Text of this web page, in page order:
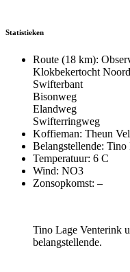
Statistieken
Route (18 km):
Klokbekertocht
Swifterbant
Bisonweg
Elandweg
Swifterringweg
Koffieman: Theun
Belangstellende:
Temperatuur: 6 C
Wind: NO3
Zonsopkomst: –
Tino Lage Venterink
belangstellende.